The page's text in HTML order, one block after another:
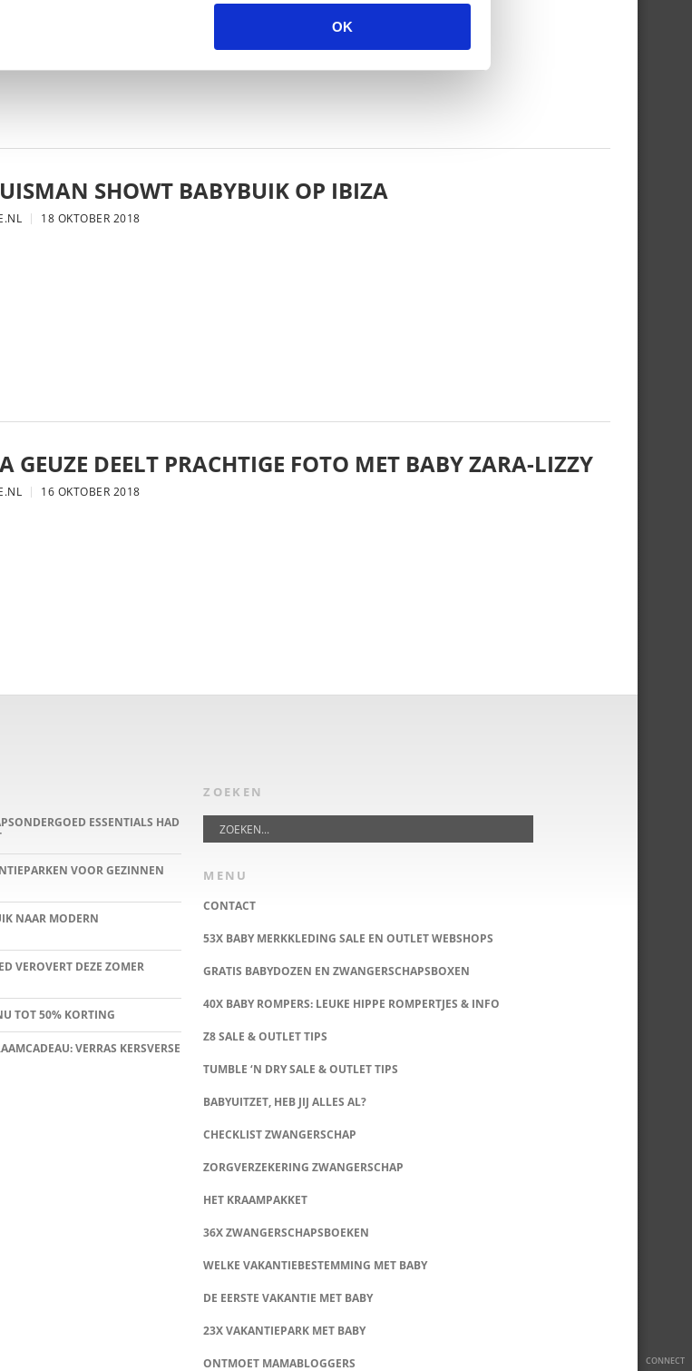
OK
CONNECT
SHOWT BABYBUIK OP IBIZA
18 OKTOBER 2018
GEUZE DEELT PRACHTIGE FOTO MET BABY ZARA-LIZZY
16 OKTOBER 2018
ESSENTIALS HAD
VOOR GEZINNEN
NAAR MODERN
VEROVERT DEZE ZOMER
TOT 50% KORTING
VERRAS KERSVERSE
ZOEKEN
MENU
CONTACT
53X BABY MERKKLEDING SALE EN OUTLET WEBSHOPS
GRATIS BABYDOZEN EN ZWANGERSCHAPSBOXEN
40X BABY ROMPERS: LEUKE HIPPE ROMPERTJES & INFO
Z8 SALE & OUTLET TIPS
TUMBLE ‘N DRY SALE & OUTLET TIPS
BABYUITZET, HEB JIJ ALLES AL?
CHECKLIST ZWANGERSCHAP
ZORGVERZEKERING ZWANGERSCHAP
HET KRAAMPAKKET
36X ZWANGERSCHAPSBOEKEN
WELKE VAKANTIEBESTEMMING MET BABY
DE EERSTE VAKANTIE MET BABY
23X VAKANTIEPARK MET BABY
ONTMOET MAMABLOGGERS